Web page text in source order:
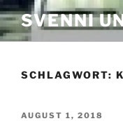
Zum
Inhalt
springen
SVENNI
SCHLAGWORT:
VERÖFFENTLICHT
AUGUST 1, 2018